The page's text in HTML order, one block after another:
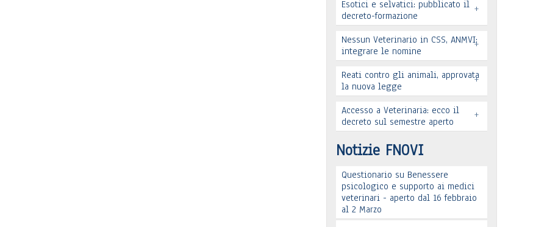
Esotici e selvatici: pubblicato il
decreto-formazione
+
Leggi tutto
Nessun Veterinario in CSS, ANMVI:
integrare le nomine
+
Leggi tutto
Reati contro gli animali, approvata
la nuova legge
+
Leggi tutto
Accesso a Veterinaria: ecco il
decreto sul semestre aperto
+
Leggi tutto
Notizie FNOVI
Questionario su Benessere
psicologico e supporto ai medici
veterinari - aperto dal 16 febbraio
al 2 Marzo